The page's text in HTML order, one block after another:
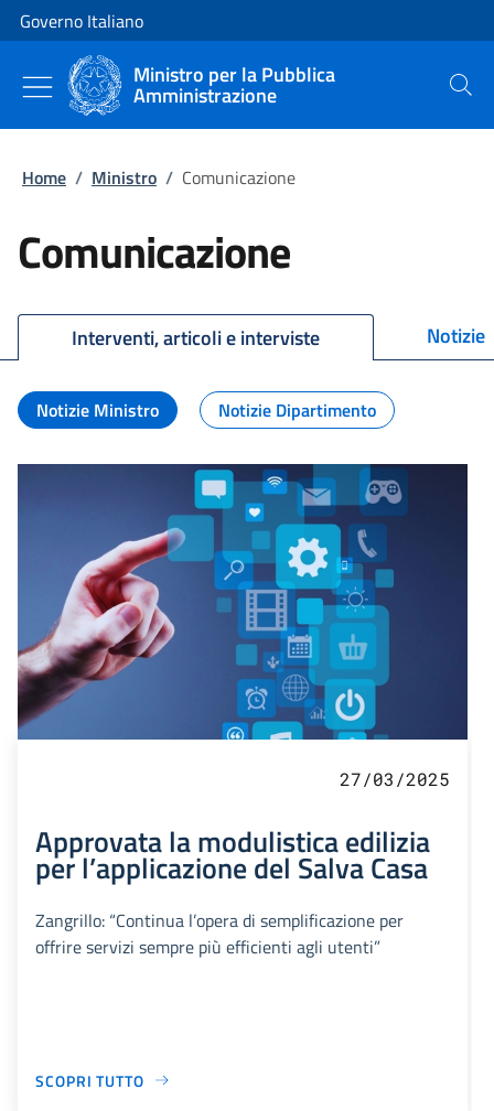
Vai al contenuto
Vai alla navigazione del sito
Governo Italiano
Ministro per la Pubblica
Amministrazione Cerca
Home / Ministro / Comunicazione
Comunicazione
Interventi, articoli e interviste Notizie
Notizie Ministro Notizie Dipartimento
27/03/2025
Approvata la modulistica edilizia
per l’applicazione del Salva Casa
Zangrillo: “Continua l’opera di semplificazione per
offrire servizi sempre più efficienti agli utenti”
SCOPRI TUTTO